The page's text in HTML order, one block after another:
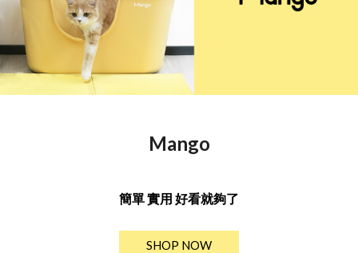
Mango
簡單 實用 好看就夠了
SHOP NOW